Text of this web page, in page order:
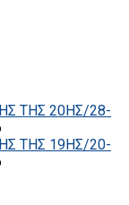
ΤΗΣ 20ΗΣ/28-
ΤΗΣ 19ΗΣ/20-